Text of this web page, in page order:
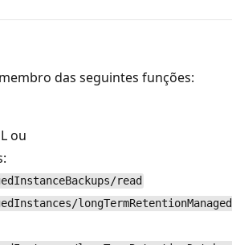
das seguintes funções:
ou
read
longTermRetentionManaged